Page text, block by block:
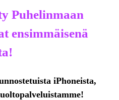
Puhelinmaan
ensimmäisenä
iPhoneista,